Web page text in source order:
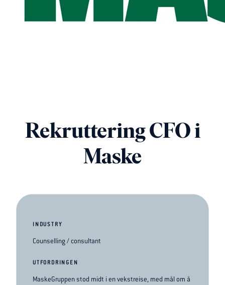
Rekruttering CFO i
Maske
INDUSTRY
Counselling / consultant
UTFORDRINGEN
MaskeGruppen stod midt i en vekstreise, med mål om å